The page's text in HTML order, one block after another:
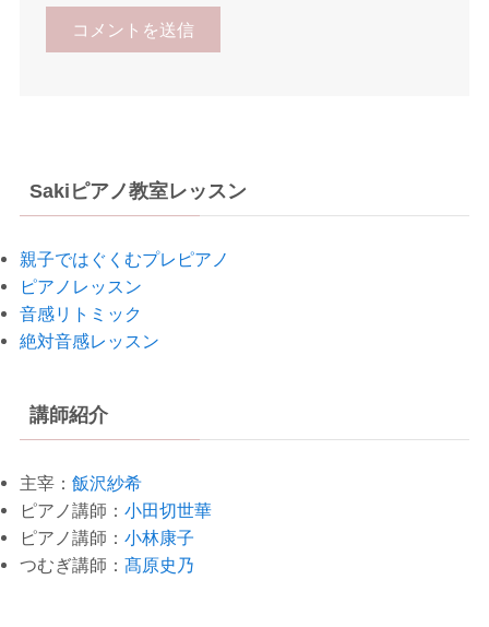
Sakiピアノ教室レッスン
親子ではぐくむプレピアノ
ピアノレッスン
音感リトミック
絶対音感レッスン
講師紹介
主宰： 飯沢紗希
ピアノ講師： 小田切世華
ピアノ講師： 小林康子
つむぎ講師： 髙原史乃